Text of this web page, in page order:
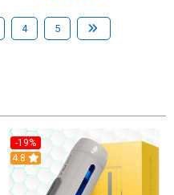
4 5
-19%
Hot
4.8